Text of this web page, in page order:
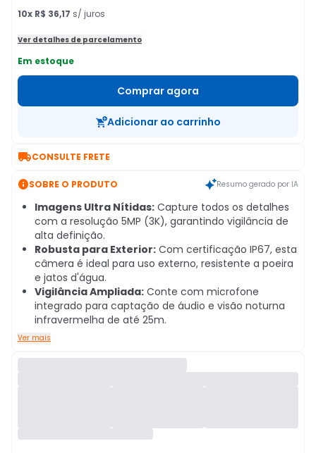
10x R$ 36,17 s/ juros
Ver detalhes de parcelamento
Em estoque
Comprar agora
Adicionar ao carrinho
CONSULTE FRETE
SOBRE O PRODUTO Resumo gerado por IA
Imagens Ultra Nítidas: Capture todos os detalhes
com a resolução 5MP (3K), garantindo vigilância de
alta definição.
Robusta para Exterior: Com certificação IP67, esta
câmera é ideal para uso externo, resistente a poeira
e jatos d'água.
Vigilância Ampliada: Conte com microfone
integrado para captação de áudio e visão noturna
infravermelha de até 25m.
Ver mais